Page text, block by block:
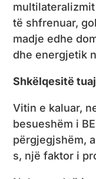
të shfrenuar,
madje edhe
dhe energjetik
Shkëlqesitë
Vitin e kaluar,
besueshëm i
përgjegjshëm,
s, një faktor i